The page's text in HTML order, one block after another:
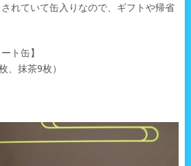
れていて缶入りなので、ギフトや帰省
ト缶】
、抹茶9枚）